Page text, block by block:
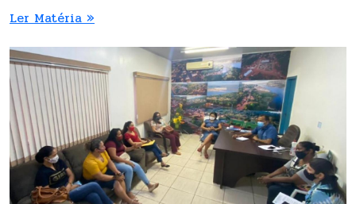
Ler Matéria »